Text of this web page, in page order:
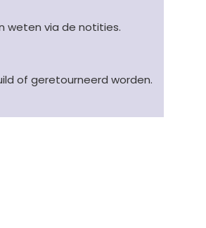
weten via de notities.
of geretourneerd worden.